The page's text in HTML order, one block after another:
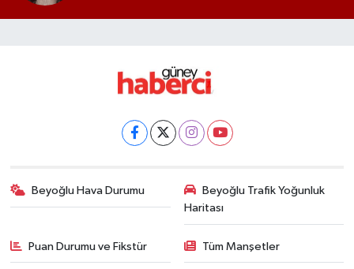
Beyoğlu Hava Durumu
Beyoğlu Trafik Yoğunluk
Haritası
Puan Durumu ve Fikstür Tüm Manşetler